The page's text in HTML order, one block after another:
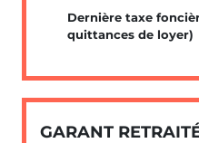
Dernière taxe
quittances de loyer)
GARANT